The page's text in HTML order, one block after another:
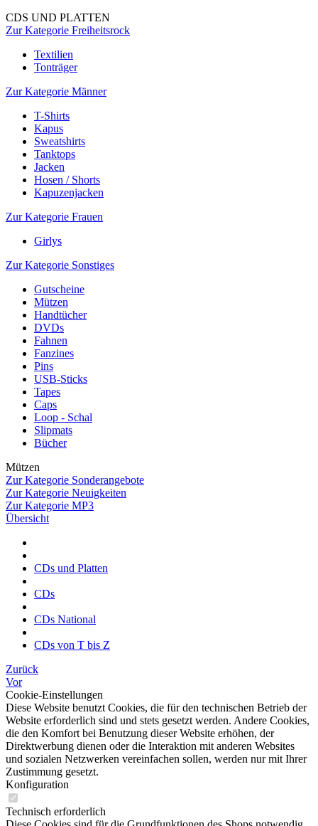
CDS UND PLATTEN
Zur Kategorie Freiheitsrock
Textilien
Tonträger
Zur Kategorie Männer
T-Shirts
Kapus
Sweatshirts
Tanktops
Jacken
Hosen / Shorts
Kapuzenjacken
Zur Kategorie Frauen
Girlys
Zur Kategorie Sonstiges
Gutscheine
Mützen
Handtücher
DVDs
Fahnen
Fanzines
Pins
USB-Sticks
Tapes
Caps
Loop - Schal
Slipmats
Bücher
Mützen
Zur Kategorie Sonderangebote
Zur Kategorie Neuigkeiten
Zur Kategorie MP3
Übersicht
CDs und Platten
CDs
CDs National
CDs von T bis Z
Zurück
Vor
Cookie-Einstellungen
Diese Website benutzt Cookies, die für den technischen Betrieb der
Website erforderlich sind und stets gesetzt werden. Andere Cookies,
die den Komfort bei Benutzung dieser Website erhöhen, der
Direktwerbung dienen oder die Interaktion mit anderen Websites
und sozialen Netzwerken vereinfachen sollen, werden nur mit Ihrer
Zustimmung gesetzt.
Konfiguration
Technisch erforderlich